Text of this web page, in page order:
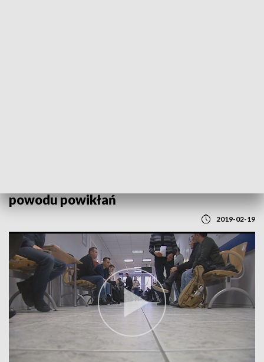
powodu powikłań
2019-02-19